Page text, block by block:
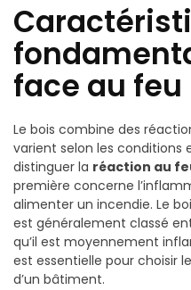
face au feu
Le bois combine des
varient selon les
distinguer la réaction au
première concerne
alimenter un incendie. Le
est généralement classé
qu’il est moyennement
est essentielle pour choisir
d’un bâtiment.